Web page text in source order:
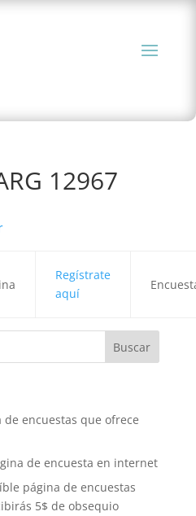
12967
Regístrate
aquí
encuestas que ofrece
de encuesta en internet
página de encuestas
5$ de obsequio